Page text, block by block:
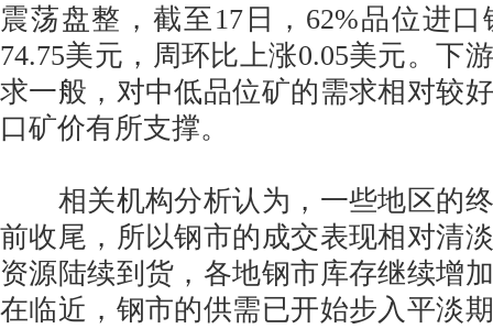
震荡盘整，截至17日，62%品位进
74.75美元，周环比上涨0.05美元。下
求一般，对中低品位矿的需求相对较
口矿价有所支撑。
相关机构分析认为，一些地区的终
前收尾，所以钢市的成交表现相对清
资源陆续到货，各地钢市库存继续增
在临近，钢市的供需已开始步入平淡